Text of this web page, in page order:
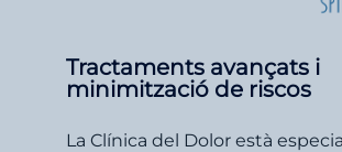
Tractaments avançats i
minimització de riscos
La Clínica del Dolor està